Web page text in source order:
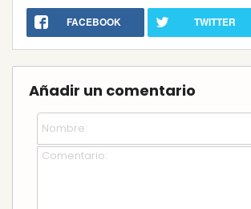
FACEBOOK TWITTER
Añadir un comentario